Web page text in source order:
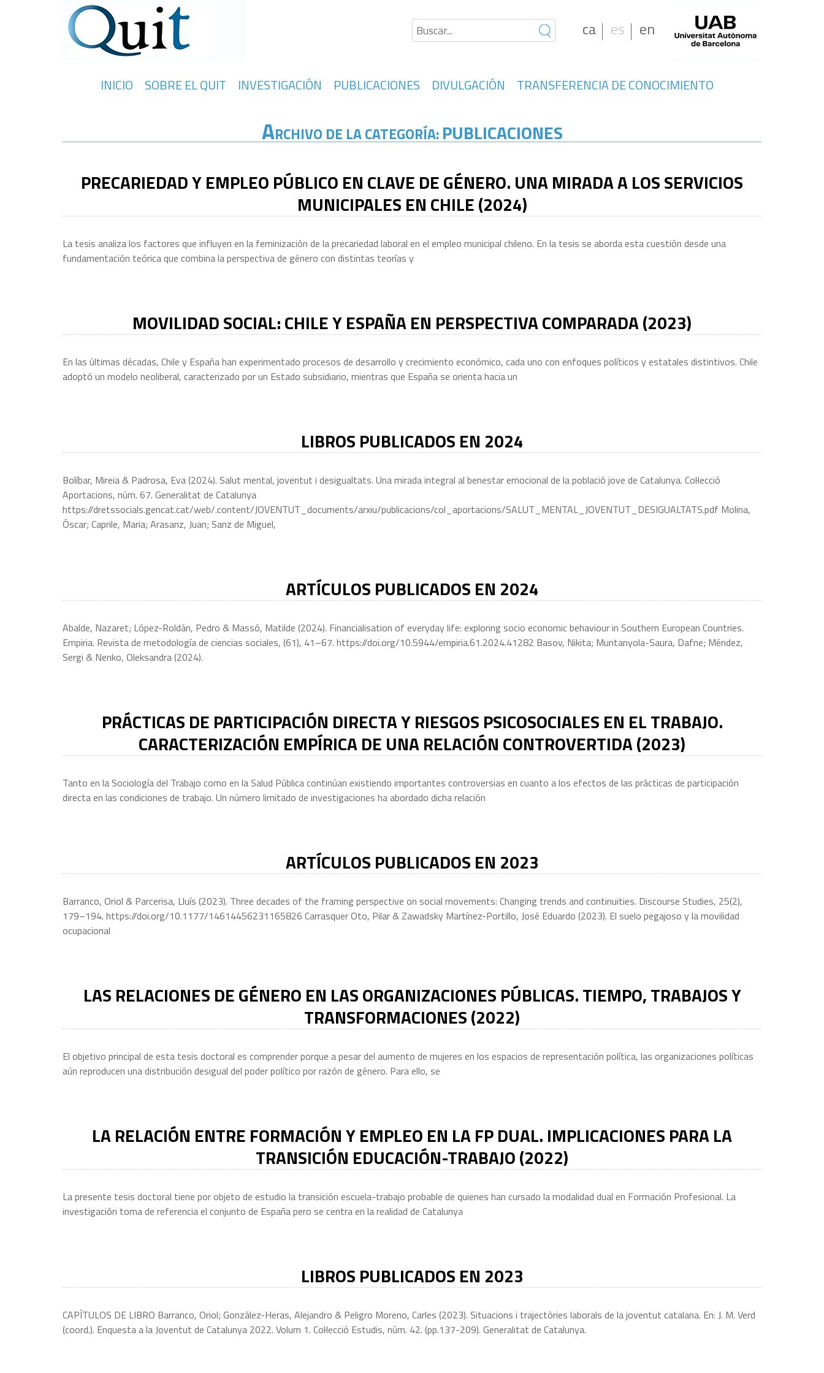
INICIO SOBRE EL QUIT INVESTIGACIÓN PUBLICACIONES DIVULGACIÓN TRANSFERENCIA DE CONOCIMIENTO
ca es en
ARCHIVO DE LA CATEGORÍA: PUBLICACIONES
PRECARIEDAD Y EMPLEO PÚBLICO EN CLAVE DE GÉNERO. UNA MIRADA A LOS SERVICIOS
MUNICIPALES EN CHILE (2024)
La tesis analiza los factores que influyen en la feminización de la precariedad laboral en el empleo municipal chileno. En la tesis se aborda esta cuestión desde una
fundamentación teórica que combina la perspectiva de género con distintas teorías y
MOVILIDAD SOCIAL: CHILE Y ESPAÑA EN PERSPECTIVA COMPARADA (2023)
En las últimas décadas, Chile y España han experimentado procesos de desarrollo y crecimiento económico, cada uno con enfoques políticos y estatales distintivos. Chile
adoptó un modelo neoliberal, caracterizado por un Estado subsidiario, mientras que España se orienta hacia un
LIBROS PUBLICADOS EN 2024
Bolíbar, Mireia & Padrosa, Eva (2024). Salut mental, joventut i desigualtats. Una mirada integral al benestar emocional de la població jove de Catalunya. Col·lecció
Aportacions, núm. 67. Generalitat de Catalunya
https://dretssocials.gencat.cat/web/.content/JOVENTUT_documents/arxiu/publicacions/col_aportacions/SALUT_MENTAL_JOVENTUT_DESIGUALTATS.pdf Molina,
Óscar; Caprile, Maria; Arasanz, Juan; Sanz de Miguel,
ARTÍCULOS PUBLICADOS EN 2024
Abalde, Nazaret; López-Roldán, Pedro & Massó, Matilde (2024). Financialisation of everyday life: exploring socio economic behaviour in Southern European Countries.
Empiria. Revista de metodología de ciencias sociales, (61), 41–67. https://doi.org/10.5944/empiria.61.2024.41282 Basov, Nikita; Muntanyola-Saura, Dafne; Méndez,
Sergi & Nenko, Oleksandra (2024).
PRÁCTICAS DE PARTICIPACIÓN DIRECTA Y RIESGOS PSICOSOCIALES EN EL TRABAJO.
CARACTERIZACIÓN EMPÍRICA DE UNA RELACIÓN CONTROVERTIDA (2023)
Tanto en la Sociología del Trabajo como en la Salud Pública continúan existiendo importantes controversias en cuanto a los efectos de las prácticas de participación
directa en las condiciones de trabajo. Un número limitado de investigaciones ha abordado dicha relación
ARTÍCULOS PUBLICADOS EN 2023
Barranco, Oriol & Parcerisa, Lluís (2023). Three decades of the framing perspective on social movements: Changing trends and continuities. Discourse Studies, 25(2),
179–194. https://doi.org/10.1177/14614456231165826 Carrasquer Oto, Pilar & Zawadsky Martínez-Portillo, José Eduardo (2023). El suelo pegajoso y la movilidad
ocupacional
LAS RELACIONES DE GÉNERO EN LAS ORGANIZACIONES PÚBLICAS. TIEMPO, TRABAJOS Y
TRANSFORMACIONES (2022)
El objetivo principal de esta tesis doctoral es comprender porque a pesar del aumento de mujeres en los espacios de representación política, las organizaciones políticas
aún reproducen una distribución desigual del poder político por razón de género. Para ello, se
LA RELACIÓN ENTRE FORMACIÓN Y EMPLEO EN LA FP DUAL. IMPLICACIONES PARA LA
TRANSICIÓN EDUCACIÓN-TRABAJO (2022)
La presente tesis doctoral tiene por objeto de estudio la transición escuela-trabajo probable de quienes han cursado la modalidad dual en Formación Profesional. La
investigación toma de referencia el conjunto de España pero se centra en la realidad de Catalunya
LIBROS PUBLICADOS EN 2023
CAPÍTULOS DE LIBRO Barranco, Oriol; González-Heras, Alejandro & Peligro Moreno, Carles (2023). Situacions i trajectòries laborals de la joventut catalana. En: J. M. Verd
(coord.). Enquesta a la Joventut de Catalunya 2022. Volum 1. Col·lecció Estudis, núm. 42. (pp.137-209). Generalitat de Catalunya.